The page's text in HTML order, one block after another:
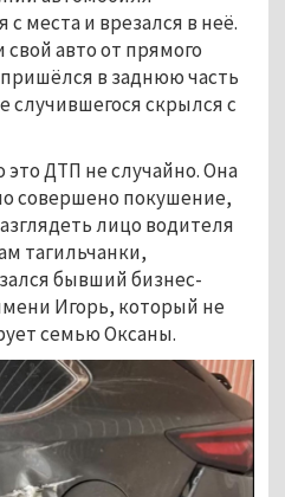
места и врезался в неё.
свой авто от прямого
в заднюю часть
случившегося скрылся с
ДТП не случайно. Она
совершено покушение,
лицо водителя
тагильчанки,
бывший бизнес-
Игорь, который не
семью Оксаны.